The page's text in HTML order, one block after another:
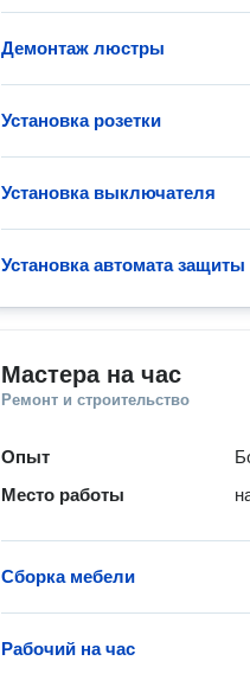
Демонтаж люстры
Установка розетки
Установка выключателя
Установка автомата защиты
Мастера на час
Ремонт и строительство
Опыт
Место работы
Сборка мебели
Рабочий на час